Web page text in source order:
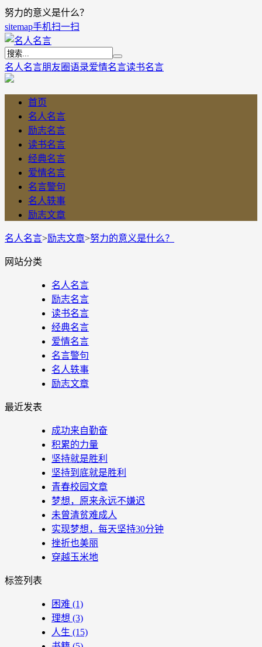
努力的意义是什么？
sitemap手机扫一扫
名人名言朋友圈语录爱情名言读书名言
首页
名人名言
励志名言
读书名言
经典名言
爱情名言
名言警句
名人轶事
励志文章
名人名言>励志文章>努力的意义是什么？
网站分类
名人名言
励志名言
读书名言
经典名言
爱情名言
名言警句
名人轶事
励志文章
最近发表
成功来自勤奋
积累的力量
坚持就是胜利
坚持到底就是胜利
青春校园文章
梦想，原来永远不嫌迟
未曾清贫难成人
实现梦想，每天坚持30分钟
挫折也美丽
穿越玉米地
标签列表
困难 (1)
理想 (3)
人生 (15)